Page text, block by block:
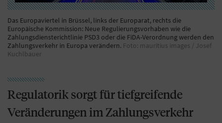
Das Europaviertel in Brüssel, links der Europarat, rechts die
Europäische Kommission: Neue Regulierungsvorhaben wie die
Zahlungsdiensterichtlinie PSD3 oder die FiDA-Verordnung werden den
Zahlungsverkehr in Europa verändern. Foto: mauritius images / Josef
Kuchlbauer
Regulatorik sorgt für tiefgreifende
Veränderungen im Zahlungsverkehr